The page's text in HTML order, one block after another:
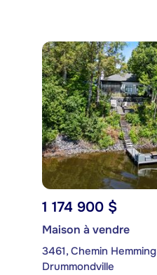
1 174 900 $
Maison à vendre
3461, Chemin Hemming
Drummondville